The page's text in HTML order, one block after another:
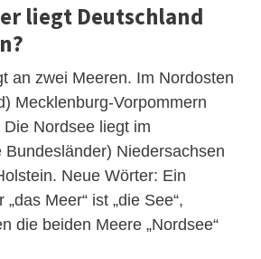
liegt Deutschland
an zwei Meeren. Im Nordosten
Mecklenburg-Vorpommern
Nordsee liegt im
Bundesländer) Niedersachsen
Neue Wörter: Ein
Meer“ ist „die See“,
die beiden Meere „Nordsee“